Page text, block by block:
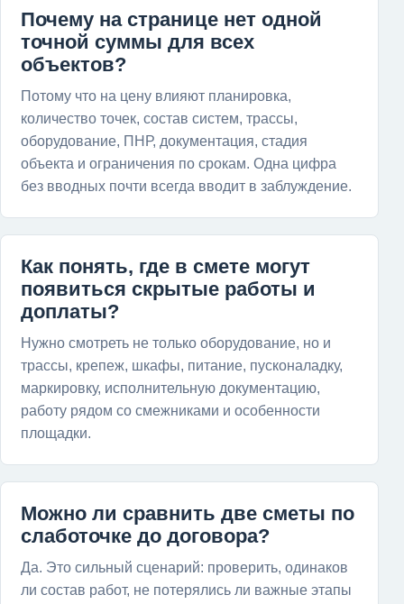
Почему на странице нет одной
точной суммы для всех
объектов?
Потому что на цену влияют планировка,
количество точек, состав систем, трассы,
оборудование, ПНР, документация, стадия
объекта и ограничения по срокам. Одна цифра
без вводных почти всегда вводит в заблуждение.
Как понять, где в смете могут
появиться скрытые работы и
доплаты?
Нужно смотреть не только оборудование, но и
трассы, крепеж, шкафы, питание, пусконаладку,
маркировку, исполнительную документацию,
работу рядом со смежниками и особенности
площадки.
Можно ли сравнить две сметы по
слаботочке до договора?
Да. Это сильный сценарий: проверить, одинаков
ли состав работ, не потерялись ли важные этапы